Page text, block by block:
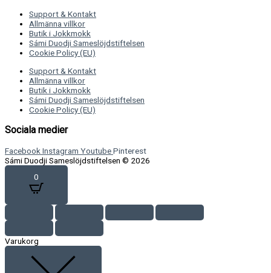
Support & Kontakt
Allmänna villkor
Butik i Jokkmokk
Sámi Duodji Sameslöjdstiftelsen
Cookie Policy (EU)
Support & Kontakt
Allmänna villkor
Butik i Jokkmokk
Sámi Duodji Sameslöjdstiftelsen
Cookie Policy (EU)
Sociala medier
Facebook Instagram YoutubePinterest
Sámi Duodji Sameslöjdstiftelsen © 2026
0
Varukorg